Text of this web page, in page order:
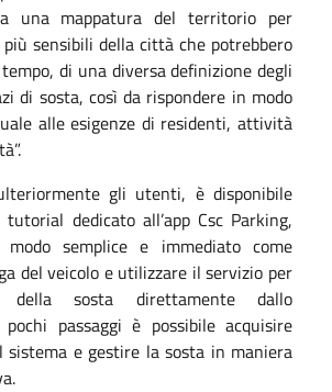
una mappatura del territorio per
sensibili della città che potrebbero
di una diversa definizione degli
di sosta, così da rispondere in modo
alle esigenze di residenti, attività
gli utenti, è disponibile
dedicato all’app Csc Parking,
semplice e immediato come
del veicolo e utilizzare il servizio per
della sosta direttamente dallo
passaggi è possibile acquisire
e gestire la sosta in maniera